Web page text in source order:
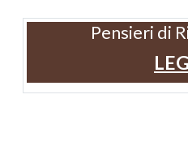
Pensieri di